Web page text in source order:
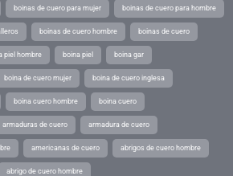
boinas de cuero para mujer boinas de cuero para hombre
boinas de cuero hombre boinas de cuero
piel hombre boina piel boina gar
boina de cuero mujer boina de cuero inglesa
boina cuero hombre boina cuero
armaduras de cuero armadura de cuero
americanas de cuero abrigos de cuero hombre
abrigo de cuero hombre